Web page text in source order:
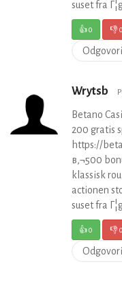
suset fra
👍0 👎0
Wrytsb
Betano
200 gratis
https://
в‚¬500
klassisk
actionen
suset fra
👍0 👎0